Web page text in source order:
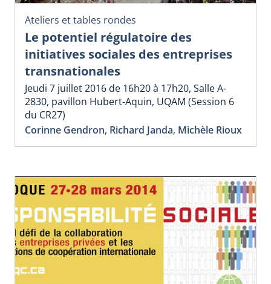
Ateliers et tables rondes
Le potentiel régulatoire des
initiatives sociales des entreprises
transnationales
Jeudi 7 juillet 2016 de 16h20 à 17h20, Salle A-
2830, pavillon Hubert-Aquin, UQAM (Session 6
du CR27)
Corinne Gendron, Richard Janda, Michèle Rioux